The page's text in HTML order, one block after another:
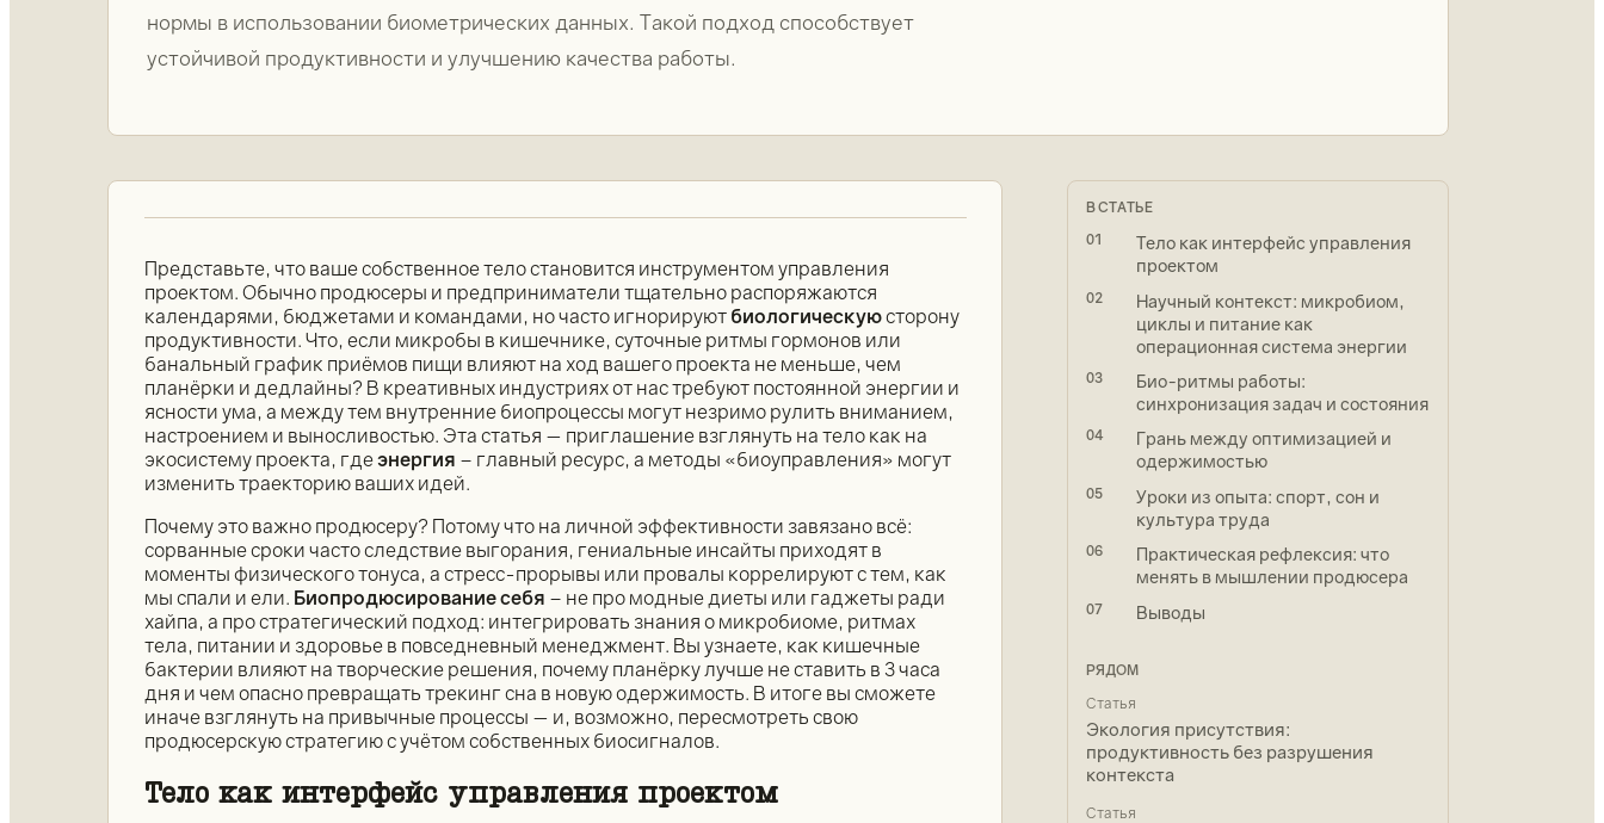
нормы в использовании биометрических данных. Такой подход способствует
устойчивой продуктивности и улучшению качества работы.
Представьте, что ваше собственное тело становится инструментом управления
проектом. Обычно продюсеры и предприниматели тщательно распоряжаются
календарями, бюджетами и командами, но часто игнорируют биологическуюсторону
продуктивности. Что, если микробы в кишечнике, суточные ритмы гормонов или
банальный график приёмов пищи влияют на ход вашего проекта не меньше, чем
планёрки и дедлайны? В креативных индустриях от нас требуют постоянной энергии и
ясности ума, а между тем внутренние биопроцессы могут незримо рулить вниманием,
настроением и выносливостью. Эта статья — приглашение взглянуть на тело как на
экосистему проекта, гдеэнергия – главный ресурс, а методы «биоуправления» могут
изменить траекторию ваших идей.
Почему это важно продюсеру? Потому что на личной эффективности завязано всё:
сорванные сроки часто следствие выгорания, гениальные инсайты приходят в
моменты физического тонуса, а стресс-прорывы или провалы коррелируют с тем, как
мы спали и ели. Биопродюсирование себя – не про модные диеты или гаджеты ради
хайпа, а про стратегический подход: интегрировать знания о микробиоме, ритмах
тела, питании и здоровье в повседневный менеджмент. Вы узнаете, как кишечные
бактерии влияют на творческие решения, почему планёрку лучше не ставить в 3 часа
дня и чем опасно превращать трекинг сна в новую одержимость. В итоге вы сможете
иначе взглянуть на привычные процессы — и, возможно, пересмотреть свою
продюсерскую стратегию с учётом собственных биосигналов.
Тело как интерфейс управления проектом
В СТАТЬЕ
01
Тело как интерфейс управления
проектом
02
Научный контекст: микробиом,
циклы и питание как
операционная система энергии
03
Био-ритмы работы:
синхронизация задач и состояния
04
Грань между оптимизацией и
одержимостью
05
Уроки из опыта: спорт, сон и
культура труда
06
Практическая рефлексия: что
менять в мышлении продюсера
07 Выводы
РЯДОМ
Статья
Экология присутствия:
продуктивность без разрушения
контекста
Статья